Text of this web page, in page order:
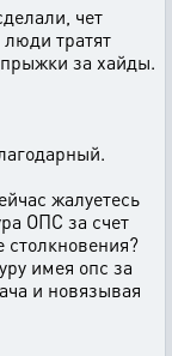
чет
тратят
за хайды.
жалуетесь
ОПС за счет
имея опс за
и новязывая